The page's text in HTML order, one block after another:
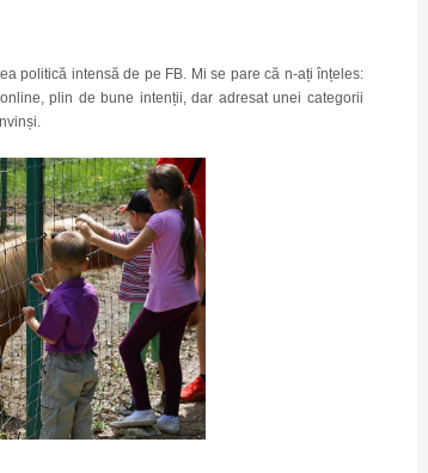
politică intensă de pe FB. Mi se pare că n-ați înțeles:
plin de bune intenții, dar adresat unei categorii